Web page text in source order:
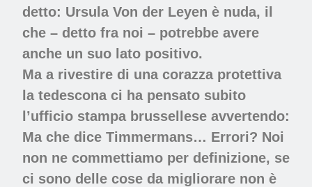
detto: Ursula Von der Leyen è nuda, il
che – detto fra noi – potrebbe avere
anche un suo lato positivo.
Ma a rivestire di una corazza protettiva
la tedescona ci ha pensato subito
l’ufficio stampa brussellese avvertendo:
Ma che dice Timmermans… Errori? Noi
non ne commettiamo per definizione, se
ci sono delle cose da migliorare non è